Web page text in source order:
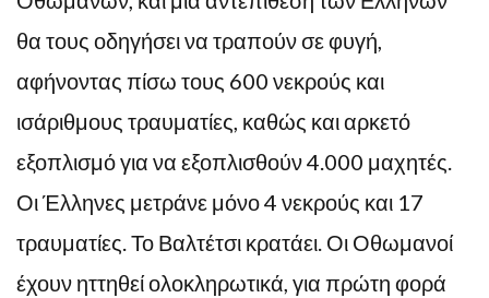
θα τους οδηγήσει να τραπούν σε φυγή,
αφήνοντας πίσω τους 600 νεκρούς και
ισάριθμους τραυματίες, καθώς και αρκετό
εξοπλισμό για να εξοπλισθούν 4.000 μαχητές.
Οι Έλληνες μετράνε μόνο 4 νεκρούς και 17
τραυματίες. Το Βαλτέτσι κρατάει. Οι Οθωμανοί
έχουν ηττηθεί ολοκληρωτικά, για πρώτη φορά